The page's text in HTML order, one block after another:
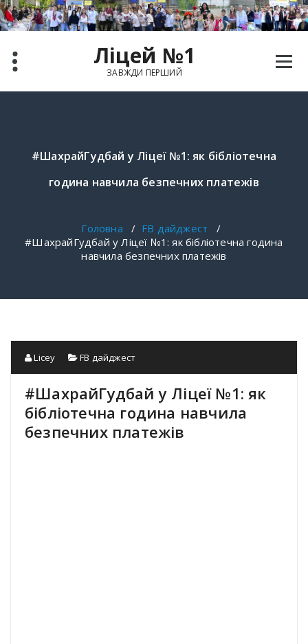
Перейти
до
вмісту
Ліцей №1
ЗАВЖДИ ПЕРШИЙ
#ШахрайГудбай у Ліцеї №1: як бібліотечна
година навчила безпечних платежів
Головна / FB дайджест /
#ШахрайГудбай у Ліцеї №1: як бібліотечна година
навчила безпечних платежів
Licey FB дайджест
#ШахрайГудбай у Ліцеї №1: як
бібліотечна година навчила
безпечних платежів